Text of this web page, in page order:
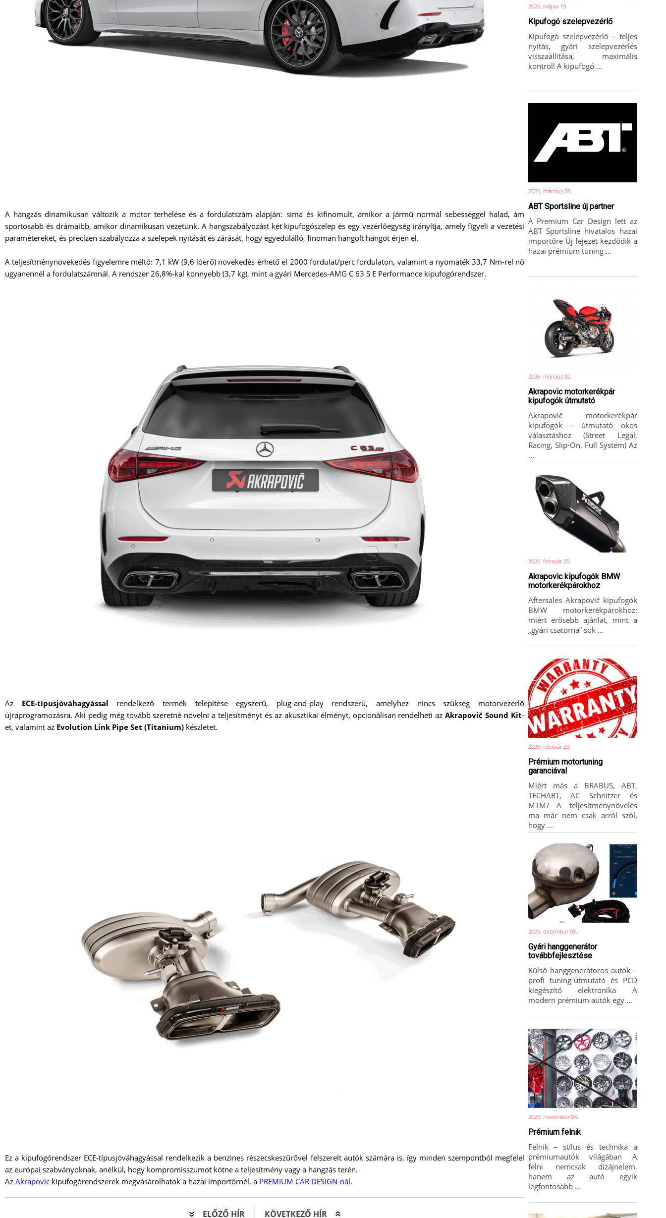
A hangzás dinamikusan változik a motor terhelése és a fordulatszám alapján: sima és kifinomult, amikor a jármű normál sebességgel halad, ám
sportosabb és drámaibb, amikor dinamikusan vezetünk. A hangszabályozást két kipufogószelep és egy vezérlőegység irányítja, amely figyeli a vezetési
paramétereket, és precízen szabályozza a szelepek nyitását és zárását, hogy egyedülálló, finoman hangolt hangot érjen el.
A teljesítménynövekedés figyelemre méltó: 7,1 kW (9,6 lóerő) növekedés érhető el 2000 fordulat/perc fordulaton, valamint a nyomaték 33,7 Nm-rel nő
ugyanennél a fordulatszámnál. A rendszer 26,8%-kal könnyebb (3,7 kg), mint a gyári Mercedes-AMG C 63 S E Performance kipufogórendszer.
Az ECE-típusjóváhagyással rendelkező termék telepítése egyszerű, plug-and-play rendszerű, amelyhez nincs szükség motorvezérlő
újraprogramozásra. Aki pedig még tovább szeretné növelni a teljesítményt és az akusztikai élményt, opcionálisan rendelheti azAkrapovič Sound Kit-
et, valamint az Evolution Link Pipe Set (Titanium) készletet.
Ez a kipufogórendszer ECE-típusjóváhagyással rendelkezik a benzines részecskeszűrővel felszerelt autók számára is, így minden szempontból megfelel
az európai szabványoknak, anélkül, hogy kompromisszumot kötne a teljesítmény vagy a hangzás terén.
Az Akrapovic kipufogórendszerek megvásárolhatók a hazai importőrnél, a PREMIUM CAR DESIGN-nál.
ELŐZŐ HÍR KÖVETKEZŐ HÍR
2026. május 19.
Kipufogó szelepvezérlő
Kipufogó szelepvezérlő – teljes
nyitás, gyári szelepvezérlés
visszaállítása, maximális
kontroll A kipufogó ...
2026. március 06.
ABT Sportsline új partner
A Premium Car Design lett az
ABT Sportsline hivatalos hazai
importőre Új fejezet kezdődik a
hazai prémium tuning ...
2026. március 02.
Akrapovic motorkerékpár
kipufogók útmutató
Akrapovič motorkerékpár
kipufogók – útmutató okos
választáshoz (Street Legal,
Racing, Slip-On, Full System) Az
...
2026. február 25.
Akrapovic kipufogók BMW
motorkerékpárokhoz
Aftersales Akrapovič kipufogók
BMW motorkerékpárokhoz:
miért erősebb ajánlat, mint a
„gyári csatorna” sok ...
2026. február 23.
Prémium motortuning
garanciával
Miért más a BRABUS, ABT,
TECHART, AC Schnitzer és
MTM? A teljesítménynövelés
ma már nem csak arról szól,
hogy ...
2025. december 08.
Gyári hanggenerátor
továbbfejlesztése
Külső hanggenerátoros autók –
profi tuning-útmutató és PCD
kiegészítő elektronika A
modern prémium autók egy ...
2025. november 04.
Prémium felnik
Felnik – stílus és technika a
prémiumautók világában A
felni nemcsak dizájnelem,
hanem az autó egyik
legfontosabb ...